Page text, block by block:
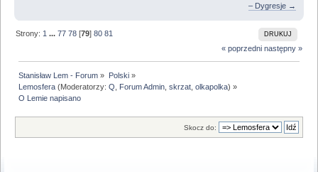
– Dygresje →
DRUKUJ
Strony: 1 ...77 78 [79]80 81
« poprzedni następny »
Stanisław Lem - Forum » Polski»
Lemosfera (Moderatorzy:Q Forum Admin ,skrzat ,olkapolka) »
O Lemie napisano
Skocz do: